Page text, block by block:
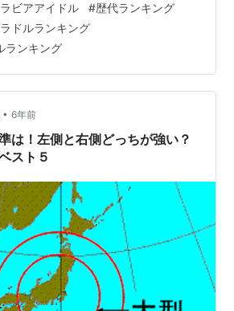
確固たる地位を築いています。彼女
に迫ります。 adultmaniaclub.com
ラビア界の新星 佐野ひなこのプロ
（1994年10月13日生まれ、東京都
本のグラビアアイドル、女優、競技
ビアアイドル #歴代ランキング
ドルランキング
ランキング
• 6年前
は！左側と右側どっちが強い？
スト５